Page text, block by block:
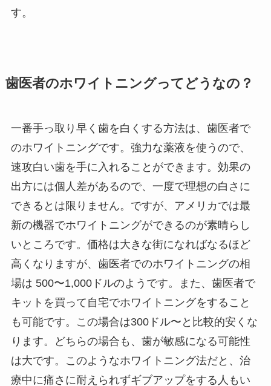
す。
歯医者のホワイトニングってどうなの？
一番手っ取り早く歯を白くする方法は、歯医者で
のホワイトニングです。強力な薬液を使うので、
速攻白い歯を手に入れることができます。効果の
出方には個人差があるので、一度で理想の白さに
できるとは限りません。ですが、アメリカでは最
新の機器でホワイトニングができるのが素晴らし
いところです。価格は大きな街になればなるほど
高くなりますが、歯医者でのホワイトニングの相
場は 500〜1,000ドルのようです。また、歯医者で
キットを買って自宅でホワイトニングをすること
も可能です。この場合は300ドル〜と比較的安くな
ります。どちらの場合も、歯が敏感になる可能性
は大です。このようなホワイトニング法だと、治
療中に痛さに耐えられずギブアップをする人もい